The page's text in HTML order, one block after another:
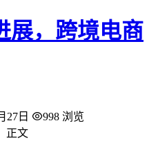
展，跨境电商
27日
998 浏览
正文